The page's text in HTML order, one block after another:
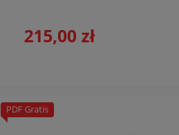
215,00 zł
PDF Gratis